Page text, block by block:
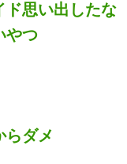
ド思い出したな
やつ
らダメ